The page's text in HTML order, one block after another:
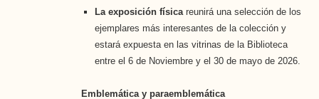
La exposición físicareunirá una selección de los
ejemplares más interesantes de la colección y
estará expuesta en las vitrinas de la Biblioteca
entre el 6 de Noviembre y el 30 de mayo de 2026.
Emblemática y paraemblemática